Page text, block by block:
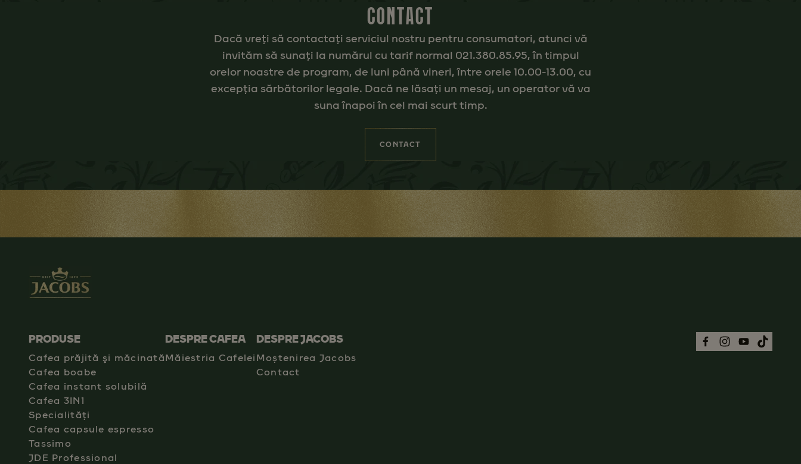
CONTACT
Dacă vreți să contactați serviciul nostru pentru consumatori, atunci vă
invităm să sunați la numărul cu tarif normal 021.380.85.95, în timpul
orelor noastre de program, de luni până vineri, între orele 10.00-13.00, cu
excepția sărbătorilor legale. Dacă ne lăsați un mesaj, un operator vă va
suna înapoi în cel mai scurt timp.
CONTACT
PRODUSE
Cafea prăjită şi măcinată
Cafea boabe
Cafea instant solubilă
Cafea 3IN1
Specialități
Cafea capsule espresso
Tassimo
JDE Professional
DESPRE CAFEA
Măiestria Cafelei
DESPRE JACOBS
Moștenirea Jacobs
Contact